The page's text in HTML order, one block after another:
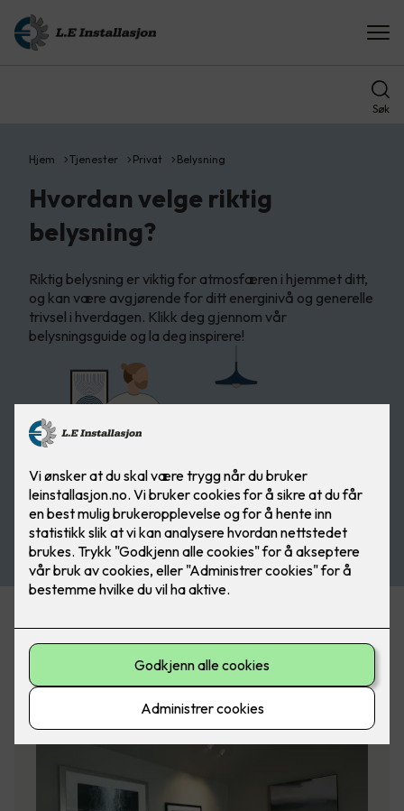
Søk
Hjem Tjenester Privat Belysning
Hvordan velge riktig
belysning?
Riktig belysning er viktig for atmosfæren i hjemmet ditt,
og kan være avgjørende for ditt energinivå og generelle
trivsel i hverdagen. Klikk deg gjennom vår
belysningsguide og la deg inspirere!